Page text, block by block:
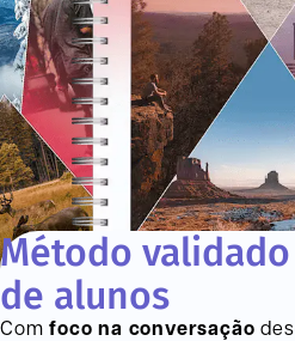
Método
de alunos
Comfoco na conversação